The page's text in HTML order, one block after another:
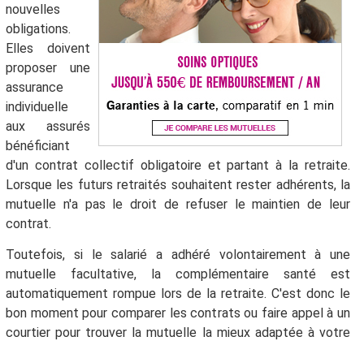
nouvelles
obligations.
Elles doivent
proposer une
assurance
individuelle
aux assurés
bénéficiant
d'un contrat collectif obligatoire et partant à la retraite.
Lorsque les futurs retraités souhaitent rester adhérents, la
mutuelle n'a pas le droit de refuser le maintien de leur
contrat.
Toutefois, si le salarié a adhéré volontairement à une
mutuelle facultative, la complémentaire santé est
automatiquement rompue lors de la retraite. C'est donc le
bon moment pour comparer les contrats ou faire appel à un
courtier pour trouver la mutuelle la mieux adaptée à votre